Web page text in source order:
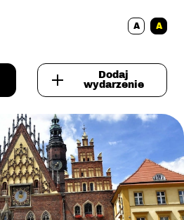
A A
Dodaj
wydarzenie